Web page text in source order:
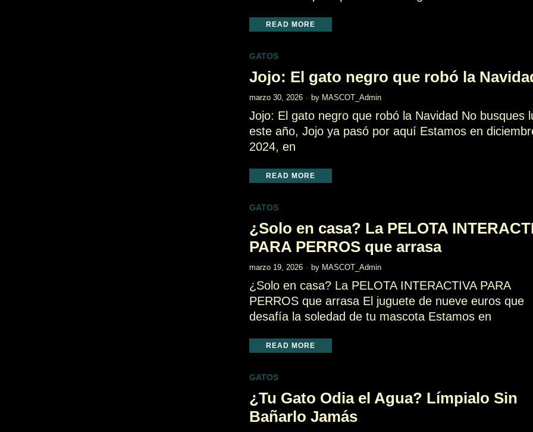
READ MORE
GATOS
Jojo: El gato negro que robó la
marzo 30, 2026 by MASCOT_Admin
Jojo: El gato negro que robó la Navidad No busques
este año, Jojo ya pasó por aquí Estamos en
2024, en
READ MORE
GATOS
¿Solo en casa? La PELOTA
PARA PERROS que arrasa
marzo 19, 2026 by MASCOT_Admin
¿Solo en casa? La PELOTA INTERACTIVA PARA
PERROS que arrasa El juguete de nueve euros que
desafía la soledad de tu mascota Estamos en
READ MORE
GATOS
¿Tu Gato Odia el Agua? Límpialo Sin
Bañarlo Jamás